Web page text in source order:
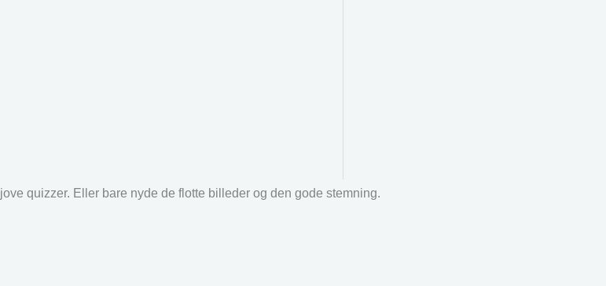
quizzer. Eller bare nyde de flotte billeder og den gode stemning.